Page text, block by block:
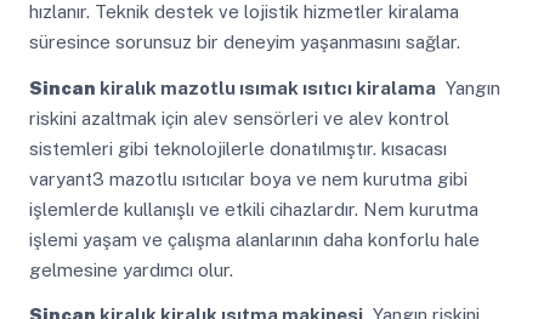
hızlanır. Teknik destek ve lojistik hizmetler kiralama
süresince sorunsuz bir deneyim yaşanmasını sağlar.
Sincan kiralık mazotlu ısımak ısıtıcı kiralamaYangın
riskini azaltmak için alev sensörleri ve alev kontrol
sistemleri gibi teknolojilerle donatılmıştır. kısacası
varyant3 mazotlu ısıtıcılar boya ve nem kurutma gibi
işlemlerde kullanışlı ve etkili cihazlardır. Nem kurutma
işlemi yaşam ve çalışma alanlarının daha konforlu hale
gelmesine yardımcı olur.